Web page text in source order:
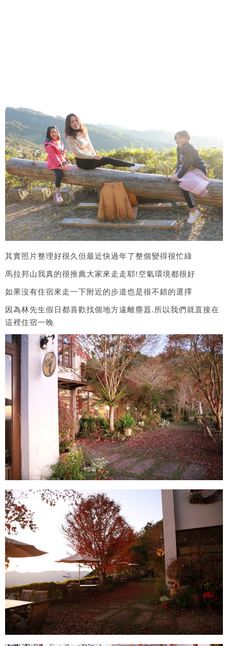
其實照片整理好很久但最近快過年了整個變得很忙綠
馬拉邦山我真的很推薦大家來走走耶!空氣環境都很好
如果沒有住宿來走一下附近的步道也是很不錯的選擇
因為林先生假日都喜歡找個地方遠離塵囂.所以我們就直接在
這裡住宿一晚